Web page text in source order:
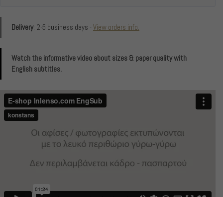
Delivery: 2-5 business days -View orders info.
Watch the informative video about sizes & paper quality with
English subtitles.